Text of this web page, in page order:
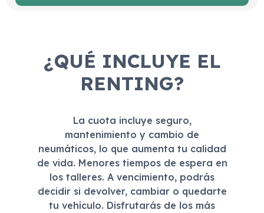
¿QUÉ INCLUYE EL
RENTING?
La cuota incluye seguro,
mantenimiento y cambio de
neumáticos, lo que aumenta tu calidad
de vida. Menores tiempos de espera en
los talleres. A vencimiento, podrás
decidir si devolver, cambiar o quedarte
tu vehículo. Disfrutarás de los más